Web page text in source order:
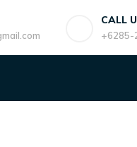
CALL
+6285-